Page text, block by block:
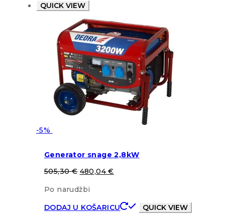
QUICK VIEW
-5%
Generator snage 2,8kW
505,30€ 480,04€
Po narudžbi
DODAJ U KOŠARICU
QUICK VIEW